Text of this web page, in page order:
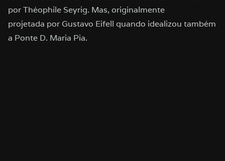
por Théophile Seyrig. Mas, originalmente
projetada por Gustavo Eifell quando idealizou também
a Ponte D. Maria Pia.